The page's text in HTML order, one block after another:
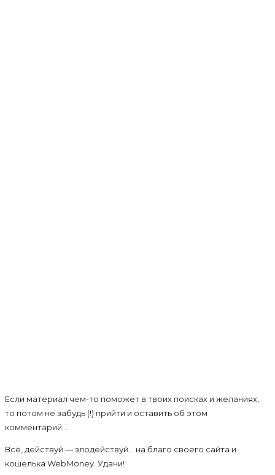
Если материал чем-то поможет в твоих поисках и желаниях,
то потом не забудь (!) прийти и оставить об этом
комментарий…
Всё, действуй — злодействуй… на благо своего сайта и
кошелька WebMoney. Удачи!